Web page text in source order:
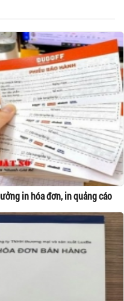
in hóa đơn, in quảng cáo